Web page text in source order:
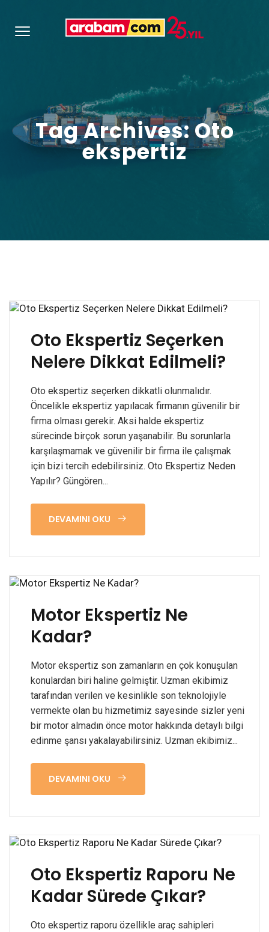
Tag Archives: Oto
ekspertiz
Oto Ekspertiz Seçerken
Nelere Dikkat Edilmeli?
Oto ekspertiz seçerken dikkatli olunmalıdır.
Öncelikle ekspertiz yapılacak firmanın güvenilir bir
firma olması gerekir. Aksi halde ekspertiz
sürecinde birçok sorun yaşanabilir. Bu sorunlarla
karşılaşmamak ve güvenilir bir firma ile çalışmak
için bizi tercih edebilirsiniz. Oto Ekspertiz Neden
Yapılır? Güngören...
DEVAMINI OKU
Motor Ekspertiz Ne
Kadar?
Motor ekspertiz son zamanların en çok konuşulan
konulardan biri haline gelmiştir. Uzman ekibimiz
tarafından verilen ve kesinlikle son teknolojiyle
vermekte olan bu hizmetimiz sayesinde sizler yeni
bir motor almadın önce motor hakkında detaylı bilgi
edinme şansı yakalayabilirsiniz. Uzman ekibimiz...
DEVAMINI OKU
Oto Ekspertiz Raporu Ne
Kadar Sürede Çıkar?
Oto ekspertiz raporu özellikle araç sahipleri